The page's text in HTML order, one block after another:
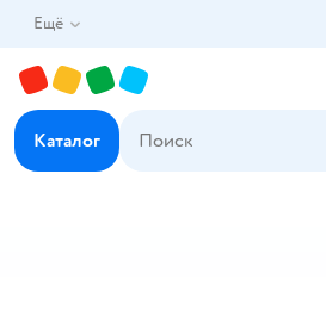
Ещё
Каталог